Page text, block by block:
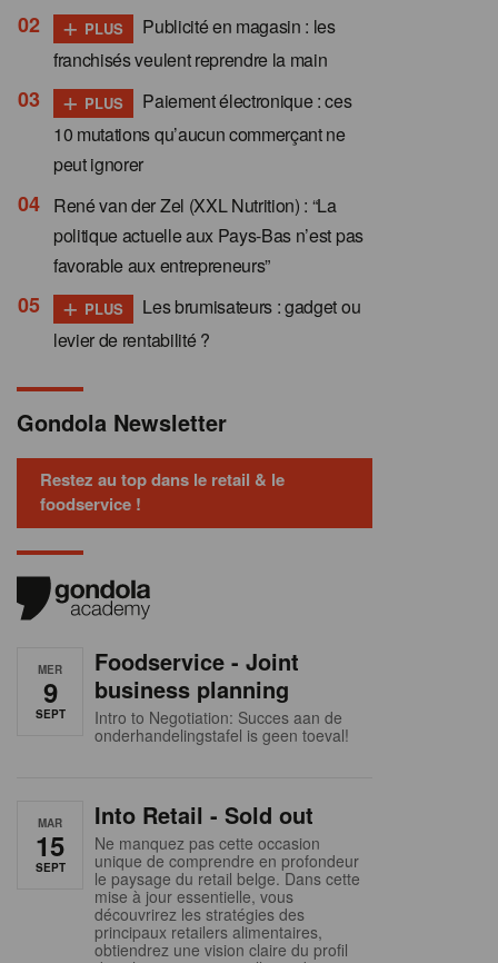
+ PLUS
Publicité en magasin : les
franchisés veulent reprendre la main
+ PLUS
Paiement électronique : ces
10 mutations qu’aucun commerçant ne
peut ignorer
René van der Zel (XXL Nutrition) : “La
politique actuelle aux Pays-Bas n’est pas
favorable aux entrepreneurs”
+ PLUS
Les brumisateurs : gadget ou
levier de rentabilité ?
Gondola Newsletter
Restez au top dans le retail & le
foodservice !
MER
9
SEPT
Foodservice - Joint
business planning
Intro to Negotiation: Succes aan de
onderhandelingstafel is geen toeval!
MAR
15
SEPT
Into Retail - Sold out
Ne manquez pas cette occasion
unique de comprendre en profondeur
le paysage du retail belge. Dans cette
mise à jour essentielle, vous
découvrirez les stratégies des
principaux retailers alimentaires,
obtiendrez une vision claire du profil